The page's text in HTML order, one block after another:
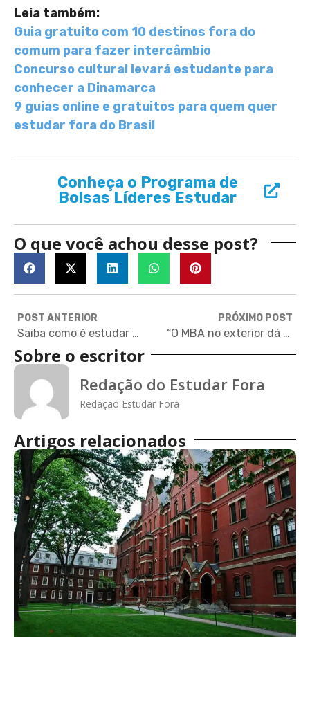
Leia também:
Guia gratuito com 10 destinos fora do
comum para fazer intercâmbio
Concurso cultural levará estudante para
conhecer a Dinamarca
9 guias online e gratuitos para quem quer
estudar fora do Brasil
Conheça o Programa de
Bolsas Líderes Estudar
O que você achou desse post?
POST ANTERIOR
Saiba como é estudar em Yale, uma das melhores universidades do mundo
PRÓXIMO POST
“O MBA no exterior dá acesso a nova perspectivas de carreira”
Sobre o escritor
Redação do Estudar Fora
Redação Estudar Fora
Artigos relacionados